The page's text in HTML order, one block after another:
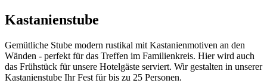
Kastanienstube
Gemütliche Stube modern rustikal mit Kastanienmotiven an den
Wänden - perfekt für das Treffen im Familienkreis. Hier wird auch
das Frühstück für unsere Hotelgäste serviert. Wir gestalten in unserer
Kastanienstube Ihr Fest für bis zu 25 Personen.